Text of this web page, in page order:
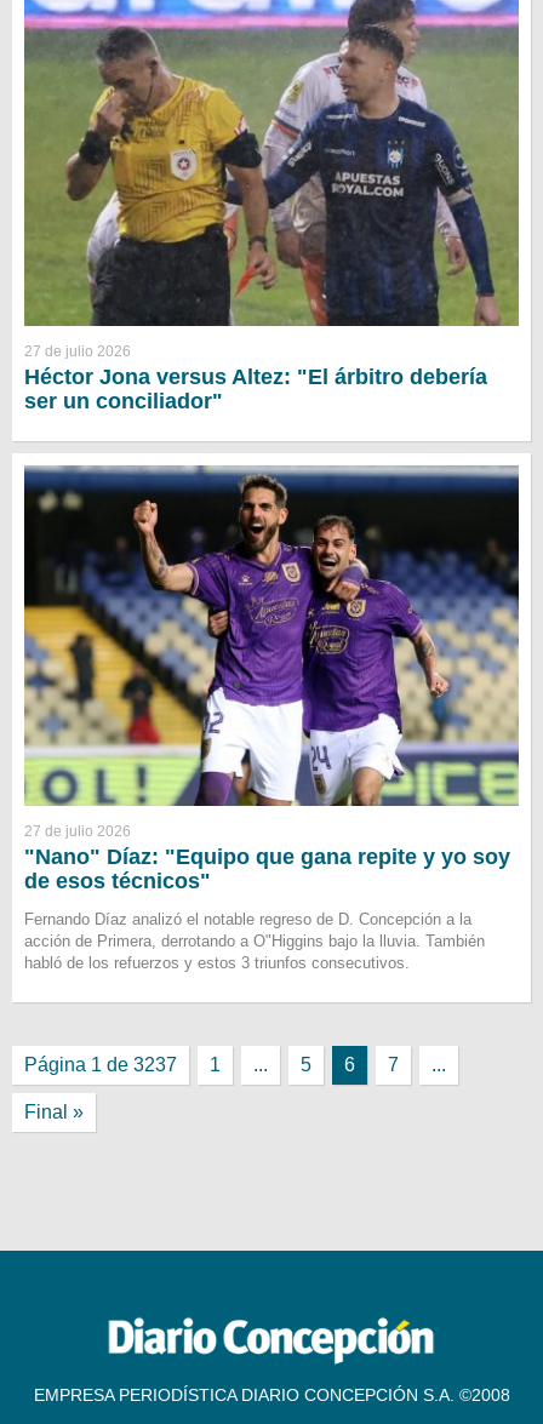
27 de julio 2026
Héctor Jona versus Altez: "El árbitro debería
ser un conciliador"
27 de julio 2026
"Nano" Díaz: "Equipo que gana repite y yo soy
de esos técnicos"
Fernando Díaz analizó el notable regreso de D. Concepción a la
acción de Primera, derrotando a O"Higgins bajo la lluvia. También
habló de los refuerzos y estos 3 triunfos consecutivos.
Página 1 de 3237 1 ... 5 6 7 ...
Final »
EMPRESA PERIODÍSTICA DIARIO CONCEPCIÓN S.A. ©2008